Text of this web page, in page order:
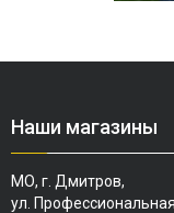
Наши магазины
МО, г. Дмитров,
ул.